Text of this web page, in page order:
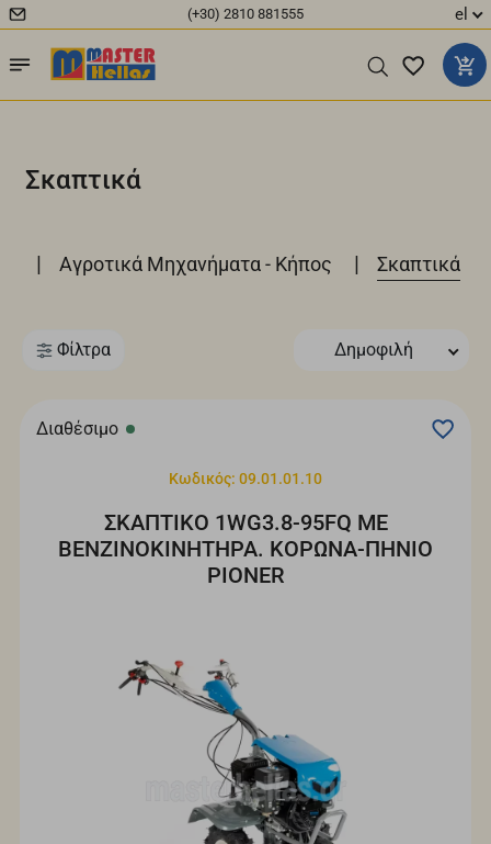
(+30) 2810 881555 el
Σκαπτικά
| Αγροτικά Μηχανήματα - Κήπος | Σκαπτικά
Φίλτρα Δημοφιλή
Διαθέσιμο
Κωδικός: 09.01.01.10
ΣΚΑΠΤΙΚΟ 1WG3.8-95FQ ΜΕ
ΒΕΝΖΙΝΟΚΙΝΗΤΗΡΑ. ΚΟΡΩΝΑ-ΠΗΝΙΟ
PIONER